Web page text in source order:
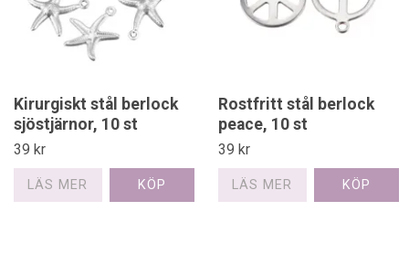
Kirurgiskt stål berlock
sjöstjärnor, 10 st
39 kr
LÄS MER
Rostfritt stål berlock
peace, 10 st
39 kr
LÄS MER